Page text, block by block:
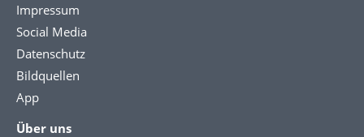
Impressum
Social Media
Datenschutz
Bildquellen
App
Über uns